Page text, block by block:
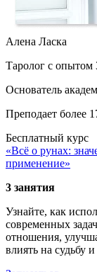
Алена Ласка
Таролог с опытом
Основатель
Преподает более
Бесплатный курс
«Всё о рунах:
применение»
3 занятия
Узнайте, как
современных
отношения,
влиять на судьбу